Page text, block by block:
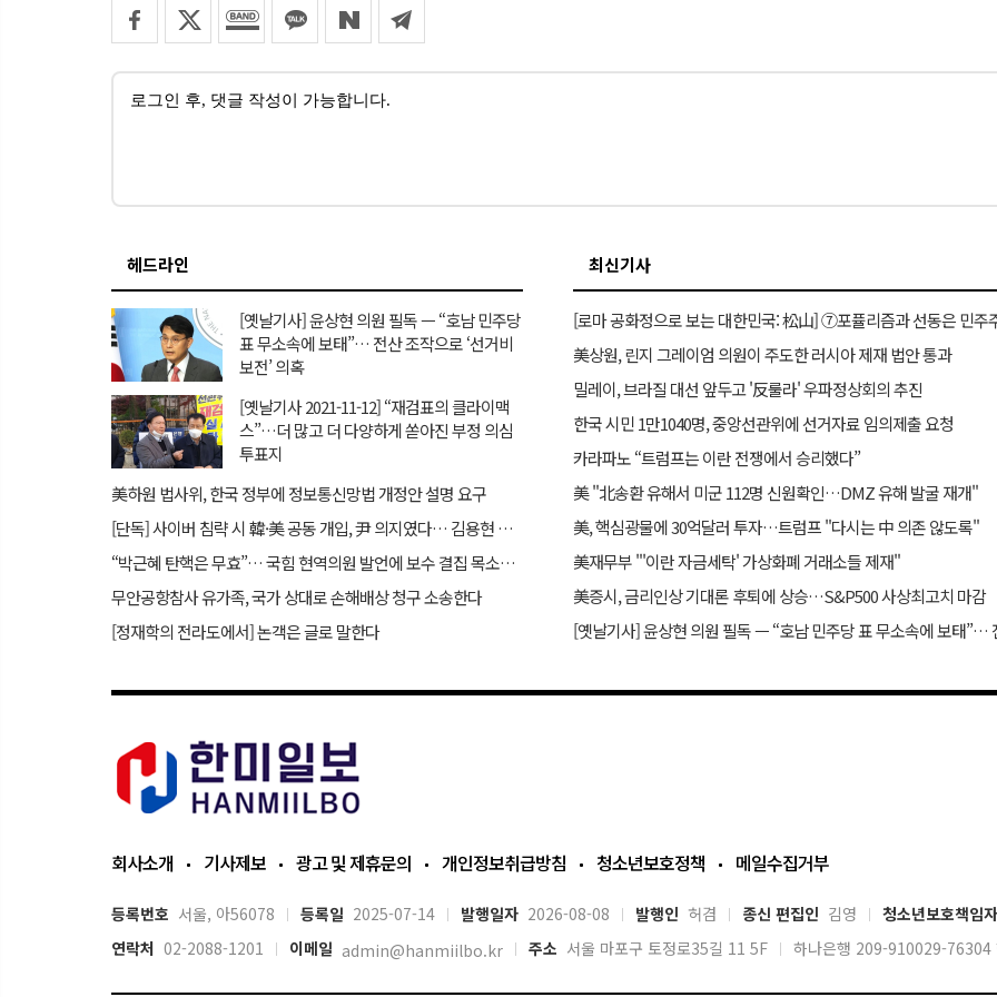
헤드라인
[옛날기사] 윤상현 의원 필독 ㅡ “호남 민주당
표 무소속에 보태”… 전산 조작으로 ‘선거비
보전’ 의혹
[옛날기사 2021-11-12] “재검표의 클라이맥
스”…더 많고 더 다양하게 쏟아진 부정 의심
투표지
美하원 법사위, 한국 정부에 정보통신망법 개정안 설명 요구
[단독] 사이버 침략 시 韓·美 공동 개입, 尹 의지였다… 김용현 장관 옥중 서신서 밝혀
“박근혜 탄핵은 무효”… 국힘 현역의원 발언에 보수 결집 목소리 고조
무안공항참사 유가족, 국가 상대로 손해배상 청구 소송한다
[정재학의 전라도에서] 논객은 글로 말한다
최신기사
美상원, 린지 그레이엄 의원이 주도한 러시아 제재 법안 통과
밀레이, 브라질 대선 앞두고 '反룰라' 우파정상회의 추진
한국 시민 1만1040명, 중앙선관위에 선거자료 임의제출 요청
카라파노 “트럼프는 이란 전쟁에서 승리했다”
美 "北송환 유해서 미군 112명 신원확인…DMZ 유해 발굴 재개"
美, 핵심광물에 30억달러 투자…트럼프 "다시는 中 의존 않도록"
美재무부 "'이란 자금세탁' 가상화폐 거래소들 제재"
美증시, 금리인상 기대론 후퇴에 상승…S&P500 사상최고치 마감
회사소개 기사제보 광고 및 제휴문의 개인정보취급방침 청소년보호정책 메일수집거부
등록번호 서울, 아56078 등록일 2025-07-14 발행일자 2026-08-08 발행인 허겸 종신 편집인 김영 청소년보호책임자
연락처 02-2088-1201 이메일 admin@hanmiilbo.kr 주소 서울 마포구 토정로35길 11 5F 하나은행 209-910029-76304